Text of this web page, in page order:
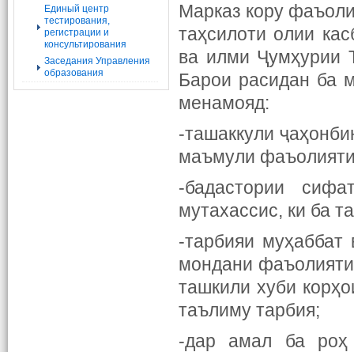
Единый центр
тестирования,
регистрации и
консультирования
Заседания Управления
образования
Марказ кору
таҳсилоти олии
ва илми Ҷумҳурии
Барои расидан ба
менамояд:
-ташаккули
маъмули
-бадастории
мутахассис, ки ба
-тарбияи муҳаббат
мондани
ташкили хуби
таълиму тарбия;
-дар амал ба роҳ